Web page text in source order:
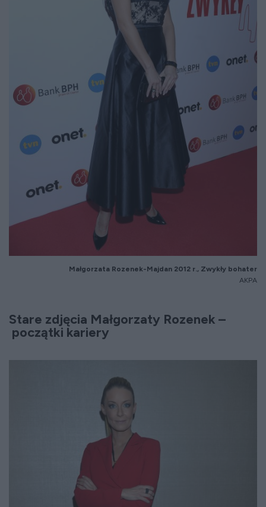
Małgorzata Rozenek-Majdan 2012 r., Zwykły bohater
AKPA
Stare zdjęcia Małgorzaty Rozenek –
początki kariery